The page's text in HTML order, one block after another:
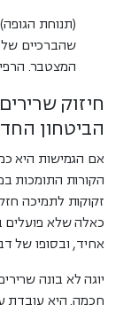
(תנוחת
שהברכיים
המצטבר.
חיזוק
הביטחון
אם הגמישות היא
הקורות התומכות
זקוקות לתמיכה
כאלה שלא פועלים
אחיד, ובסופו של
יוגה לא בונה
חכמה. היא עובדת